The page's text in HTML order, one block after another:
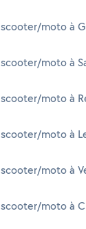
moto à
moto à
moto à
moto à
moto à
moto à